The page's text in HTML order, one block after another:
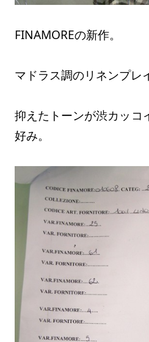
FINAMOREの新作。
マドラス調のリネンプレ
抑えたトーンが渋カッコ
好み。